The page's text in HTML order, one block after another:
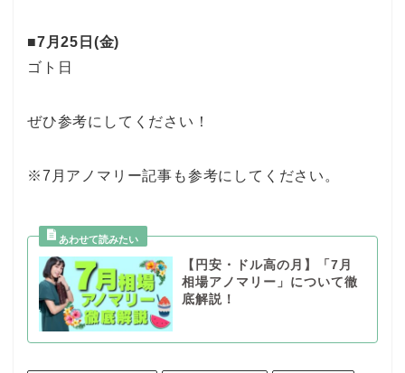
■7月25日(金)
ゴト日
ぜひ参考にしてください！
※7月アノマリー記事も参考にしてください。
【円安・ドル高の月】「7月
相場アノマリー」について徹
底解説！